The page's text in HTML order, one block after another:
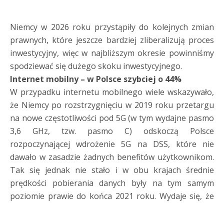
Niemcy w 2026 roku przystąpiły do kolejnych zmian
prawnych, które jeszcze bardziej zliberalizują proces
inwestycyjny, więc w najbliższym okresie powinniśmy
spodziewać się dużego skoku inwestycyjnego.
Internet mobilny – w Polsce szybciej o 44%
W przypadku internetu mobilnego wiele wskazywało,
że Niemcy po rozstrzygnięciu w 2019 roku przetargu
na nowe częstotliwości pod 5G (w tym wydajne pasmo
3,6 GHz, tzw. pasmo C) odskoczą Polsce
rozpoczynającej wdrożenie 5G na DSS, które nie
dawało w zasadzie żadnych benefitów użytkownikom.
Tak się jednak nie stało i w obu krajach średnie
prędkości pobierania danych były na tym samym
poziomie prawie do końca 2021 roku. Wydaje się, że